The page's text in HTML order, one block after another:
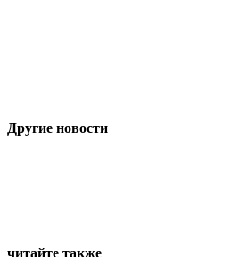
Другие новости
читайте также